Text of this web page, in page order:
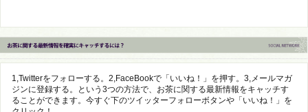
1,Twitterをフォローする。2,FaceBookで「いいね！」を押す。3,メールマガ
ジンに登録する。という3つの方法で、お茶に関する最新情報をキャッチす
ることができます。今すぐ下のツイッターフォローボタンや「いいね！」を